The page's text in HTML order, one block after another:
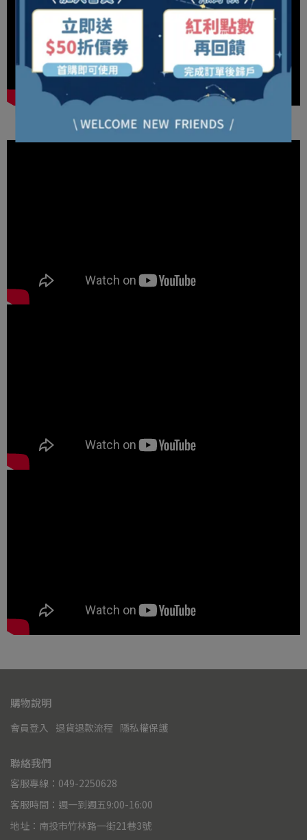
購物說明
會員登入 退貨退款流程 隱私權保護
聯絡我們
客服專線：049-2250628
客服時間：週一到週五9:00-16:00
地址：南投市竹林路一街21巷3號